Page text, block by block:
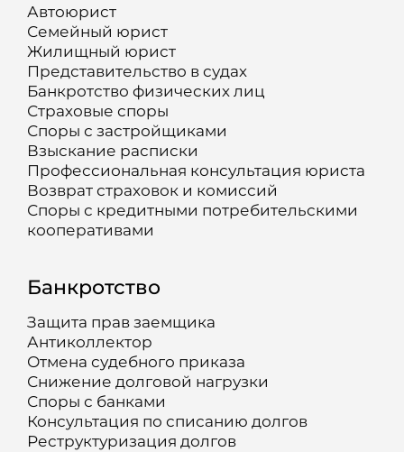
Автоюрист
Семейный юрист
Жилищный юрист
Представительство в судах
Банкротство физических лиц
Страховые споры
Споры с застройщиками
Взыскание расписки
Профессиональная консультация юриста
Возврат страховок и комиссий
Споры с кредитными потребительскими
кооперативами
Банкротство
Защита прав заемщика
Антиколлектор
Отмена судебного приказа
Снижение долговой нагрузки
Споры с банками
Консультация по списанию долгов
Реструктуризация долгов